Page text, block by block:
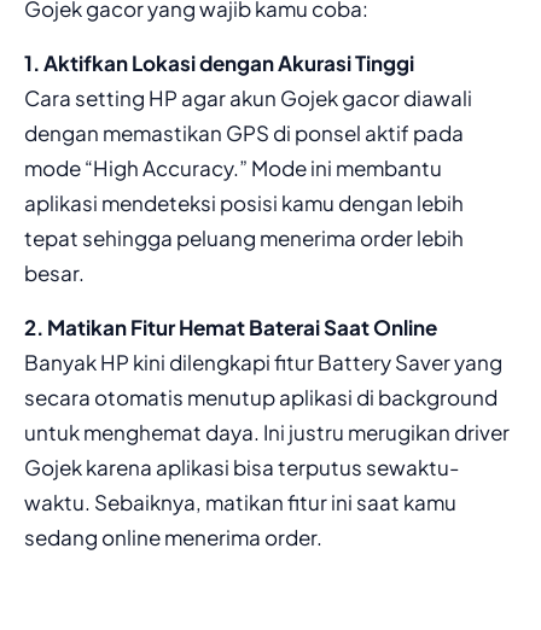
Gojek gacor yang wajib kamu coba:
1. Aktifkan Lokasi dengan Akurasi Tinggi
Cara setting HP agar akun Gojek gacor diawali
dengan memastikan GPS di ponsel aktif pada
mode “High Accuracy.” Mode ini membantu
aplikasi mendeteksi posisi kamu dengan lebih
tepat sehingga peluang menerima order lebih
besar.
2. Matikan Fitur Hemat Baterai Saat Online
Banyak HP kini dilengkapi fitur Battery Saver yang
secara otomatis menutup aplikasi di background
untuk menghemat daya. Ini justru merugikan driver
Gojek karena aplikasi bisa terputus sewaktu-
waktu. Sebaiknya, matikan fitur ini saat kamu
sedang online menerima order.